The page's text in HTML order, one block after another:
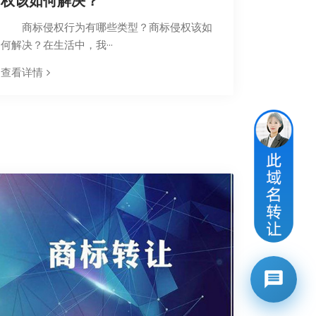
商标侵权行为有哪些类型？商标侵权该如
何解决？在生活中，我···
查看详情